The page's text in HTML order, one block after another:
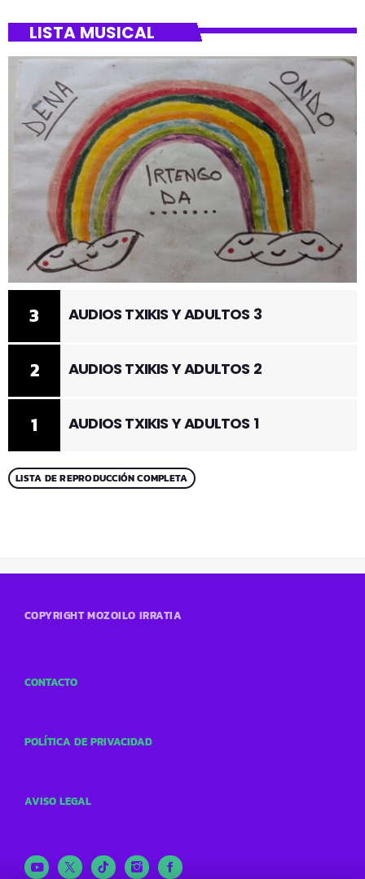
LISTA MUSICAL
1 AUDIOS TXIKIS Y ADULTOS 1
2 AUDIOS TXIKIS Y ADULTOS 2
3 AUDIOS TXIKIS Y ADULTOS 3
LISTA DE REPRODUCCIÓN COMPLETA
COPYRIGHT MOZOILO IRRATIA
CONTACTO
POLÍTICA DE PRIVACIDAD
AVISO LEGAL